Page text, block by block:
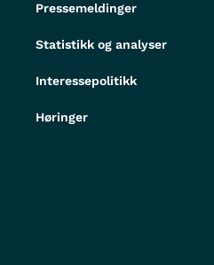
Pressemeldinger
Statistikk og analyser
Interessepolitikk
Høringer